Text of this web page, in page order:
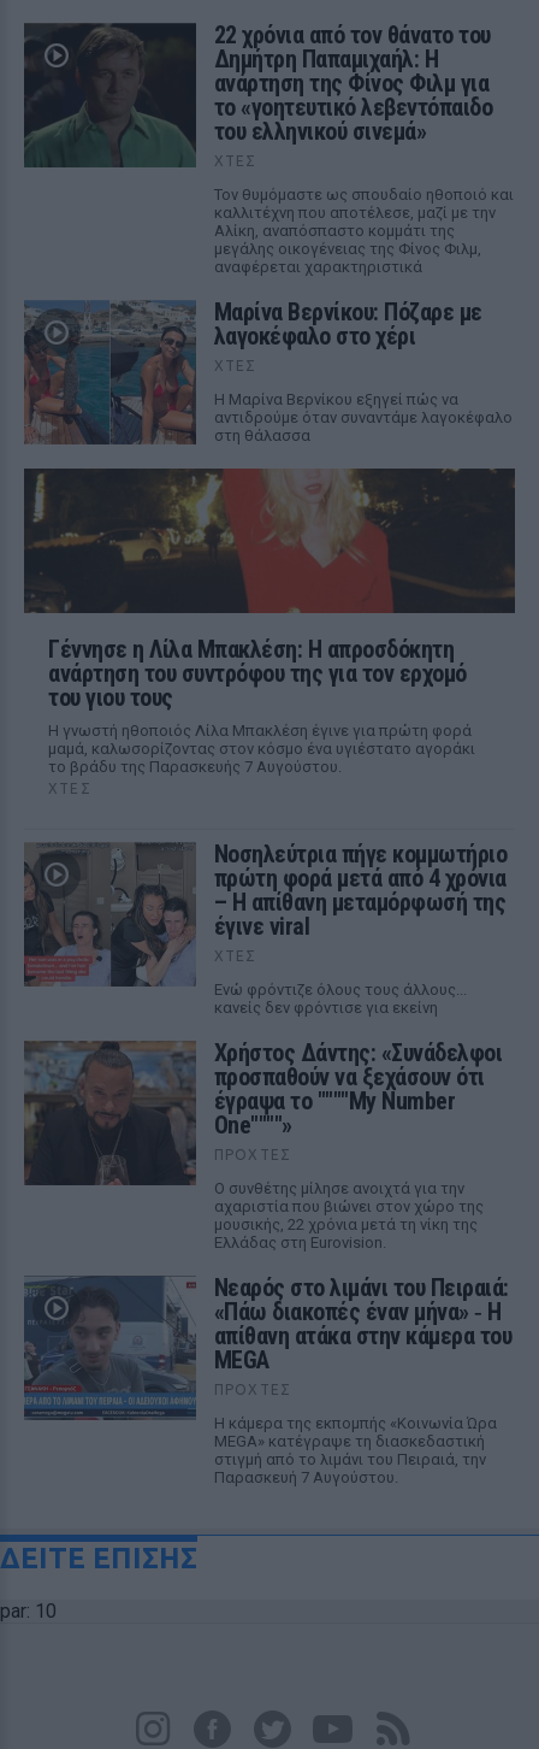
22 χρόνια από τον θάνατο του
Δημήτρη Παπαμιχαήλ: Η
ανάρτηση της Φίνος Φιλμ για
το «γοητευτικό λεβεντόπαιδο
του ελληνικού σινεμά»
ΧΤΕΣ
Τον θυμόμαστε ως σπουδαίο ηθοποιό και
καλλιτέχνη που αποτέλεσε, μαζί με την
Αλίκη, αναπόσπαστο κομμάτι της
μεγάλης οικογένειας της Φίνος Φιλμ,
αναφέρεται χαρακτηριστικά
Μαρίνα Βερνίκου: Πόζαρε με
λαγοκέφαλο στο χέρι
ΧΤΕΣ
Η Μαρίνα Βερνίκου εξηγεί πώς να
αντιδρούμε όταν συναντάμε λαγοκέφαλο
στη θάλασσα
Γέννησε η Λίλα Μπακλέση: Η απροσδόκητη
ανάρτηση του συντρόφου της για τον ερχομό
του γιου τους
Η γνωστή ηθοποιός Λίλα Μπακλέση έγινε για πρώτη φορά
μαμά, καλωσορίζοντας στον κόσμο ένα υγιέστατο αγοράκι
το βράδυ της Παρασκευής 7 Αυγούστου.
ΧΤΕΣ
Νοσηλεύτρια πήγε κομμωτήριο
πρώτη φορά μετά από 4 χρόνια
– Η απίθανη μεταμόρφωσή της
έγινε viral
ΧΤΕΣ
Ενώ φρόντιζε όλους τους άλλους...
κανείς δεν φρόντισε για εκείνη
Χρήστος Δάντης: «Συνάδελφοι
προσπαθούν να ξεχάσουν ότι
έγραψα το """"My Number
One""""»
ΠΡΟΧΤΈΣ
Ο συνθέτης μίλησε ανοιχτά για την
αχαριστία που βιώνει στον χώρο της
μουσικής, 22 χρόνια μετά τη νίκη της
Ελλάδας στη Eurovision.
Νεαρός στο λιμάνι του Πειραιά:
«Πάω διακοπές έναν μήνα» ‑ Η
απίθανη ατάκα στην κάμερα του
MEGA
ΠΡΟΧΤΈΣ
Η κάμερα της εκπομπής «Κοινωνία Ώρα
MEGA» κατέγραψε τη διασκεδαστική
στιγμή από το λιμάνι του Πειραιά, την
Παρασκευή 7 Αυγούστου.
ΔΕΙΤΕ ΕΠΙΣΗΣ
par: 10